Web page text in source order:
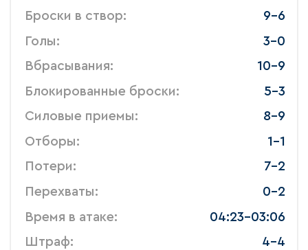
Броски в створ:
9-6
Голы:
3-0
Вбрасывания:
10-9
Блокированные броски:
5-3
Силовые приемы:
8-9
Отборы:
1-1
Потери:
7-2
Перехваты:
0-2
Время в атаке:
04:23-03:06
Штраф:
4-4